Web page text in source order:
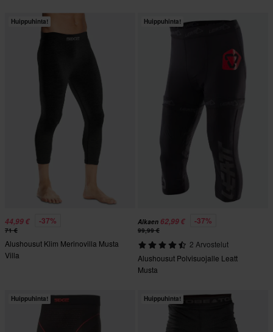
Huippuhinta!
44,99 € -37%
71 €
Alushousut Klim Merinovilla Musta
Villa
Huippuhinta!
Alkaen 62,99 € -37%
99,99 €
2 Arvostelut
Alushousut Polvisuojalle Leatt
Musta
Huippuhinta! Huippuhinta!